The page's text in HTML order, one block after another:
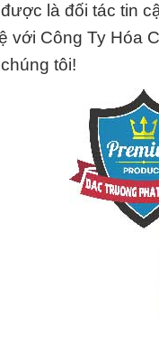
là đối tác tin
với Công Ty Hóa
tôi!